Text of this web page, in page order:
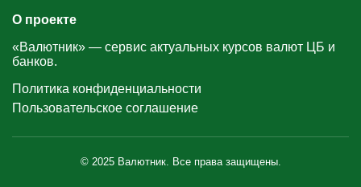
О проекте
«Валютник» — сервис актуальных курсов валют ЦБ и
банков.
Политика конфиденциальности
Пользовательское соглашение
© 2025 Валютник. Все права защищены.